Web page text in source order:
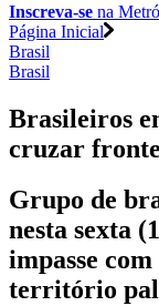
Inscreva-se na
Página Inicial
Brasil
Brasil
Brasileiros
cruzar
Grupo de
nesta sexta
impasse
território